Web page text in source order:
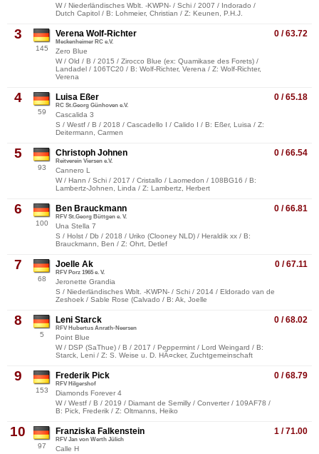
W / Niederländisches Wblt. -KWPN- / Schi / 2007 / Indorado /
Dutch Capitol / B: Lohmeier, Christian / Z: Keunen, P.H.J.
3
145
0 / 63.72
Verena Wolf-Richter
Meckenheimer RC e.V.
Zero Blue
W / Old / B / 2015 / Zirocco Blue (ex: Quamikase des Forets) /
Landadel / 106TC20 / B: Wolf-Richter, Verena / Z: Wolf-Richter,
Verena
4
59
0 / 65.18
Luisa Eßer
RC St.Georg Günhoven e.V.
Cascalida 3
S / Westf / B / 2018 / Cascadello I / Calido I / B: Eßer, Luisa / Z:
Deitermann, Carmen
5
93
0 / 66.54
Christoph Johnen
Reitverein Viersen e.V.
Cannero L
W / Hann / Schi / 2017 / Cristallo / Laomedon / 108BG16 / B:
Lambertz-Johnen, Linda / Z: Lambertz, Herbert
6
100
0 / 66.81
Ben Brauckmann
RFV St.Georg Büttgen e. V.
Una Stella 7
S / Holst / Db / 2018 / Uriko (Clooney NLD) / Heraldik xx / B:
Brauckmann, Ben / Z: Ohrt, Detlef
7
68
0 / 67.11
Joelle Ak
RFV Porz 1965 e. V.
Jeronette Grandia
S / Niederländisches Wblt. -KWPN- / Schi / 2014 / Eldorado van de
Zeshoek / Sable Rose (Calvado / B: Ak, Joelle
8
5
0 / 68.02
Leni Starck
RFV Hubertus Anrath-Neersen
Point Blue
W / DSP (SaThue) / B / 2017 / Peppermint / Lord Weingard / B:
Starck, Leni / Z: S. Weise u. D. HÃ¤cker, Zuchtgemeinschaft
9
153
0 / 68.79
Frederik Pick
RFV Hilgershof
Diamonds Forever 4
W / Westf / B / 2019 / Diamant de Semilly / Converter / 109AF78 /
B: Pick, Frederik / Z: Oltmanns, Heiko
10
97
1 / 71.00
Franziska Falkenstein
RFV Jan von Werth Jülich
Calle H